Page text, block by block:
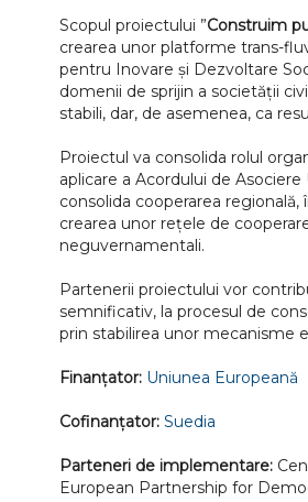
Scopul proiectului ”Construim
crearea unor platforme trans-
pentru Inovare și Dezvoltare
domenii de sprijin a societății
stabili, dar, de asemenea, ca
Proiectul va consolida rolul
aplicare a Acordului de
consolida cooperarea
crearea unor rețele de
neguvernamentali.
Partenerii proiectului vor
semnificativ, la procesul de
prin stabilirea unor mecanisme
Finanțator: Uniunea Europeană
Cofinanțator: Suedia
Parteneri de implementare:
European Partnership for